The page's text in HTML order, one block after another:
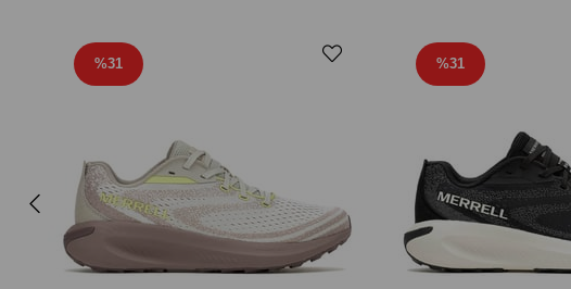
%31 %31